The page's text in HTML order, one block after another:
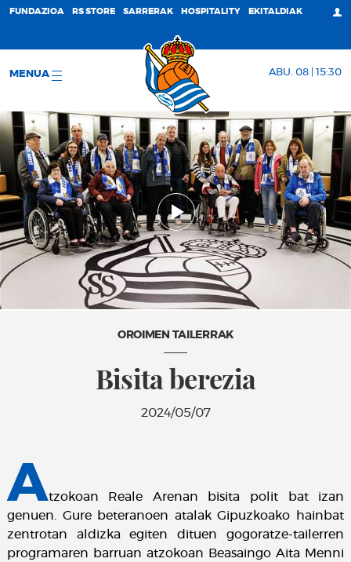
FUNDAZIOA RS STORE SARRERAK HOSPITALITY EKITALDIAK
MENUA ABU. 08 | 15:30
OROIMEN TAILERRAK
Bisita berezia
2024/05/07
Atzokoan Reale Arenan bisita polit bat izan
genuen. Gure beteranoen atalak Gipuzkoako hainbat
zentrotan aldizka egiten dituen gogoratze-tailerren
programaren barruan atzokoan Beasaingo Aita Menni